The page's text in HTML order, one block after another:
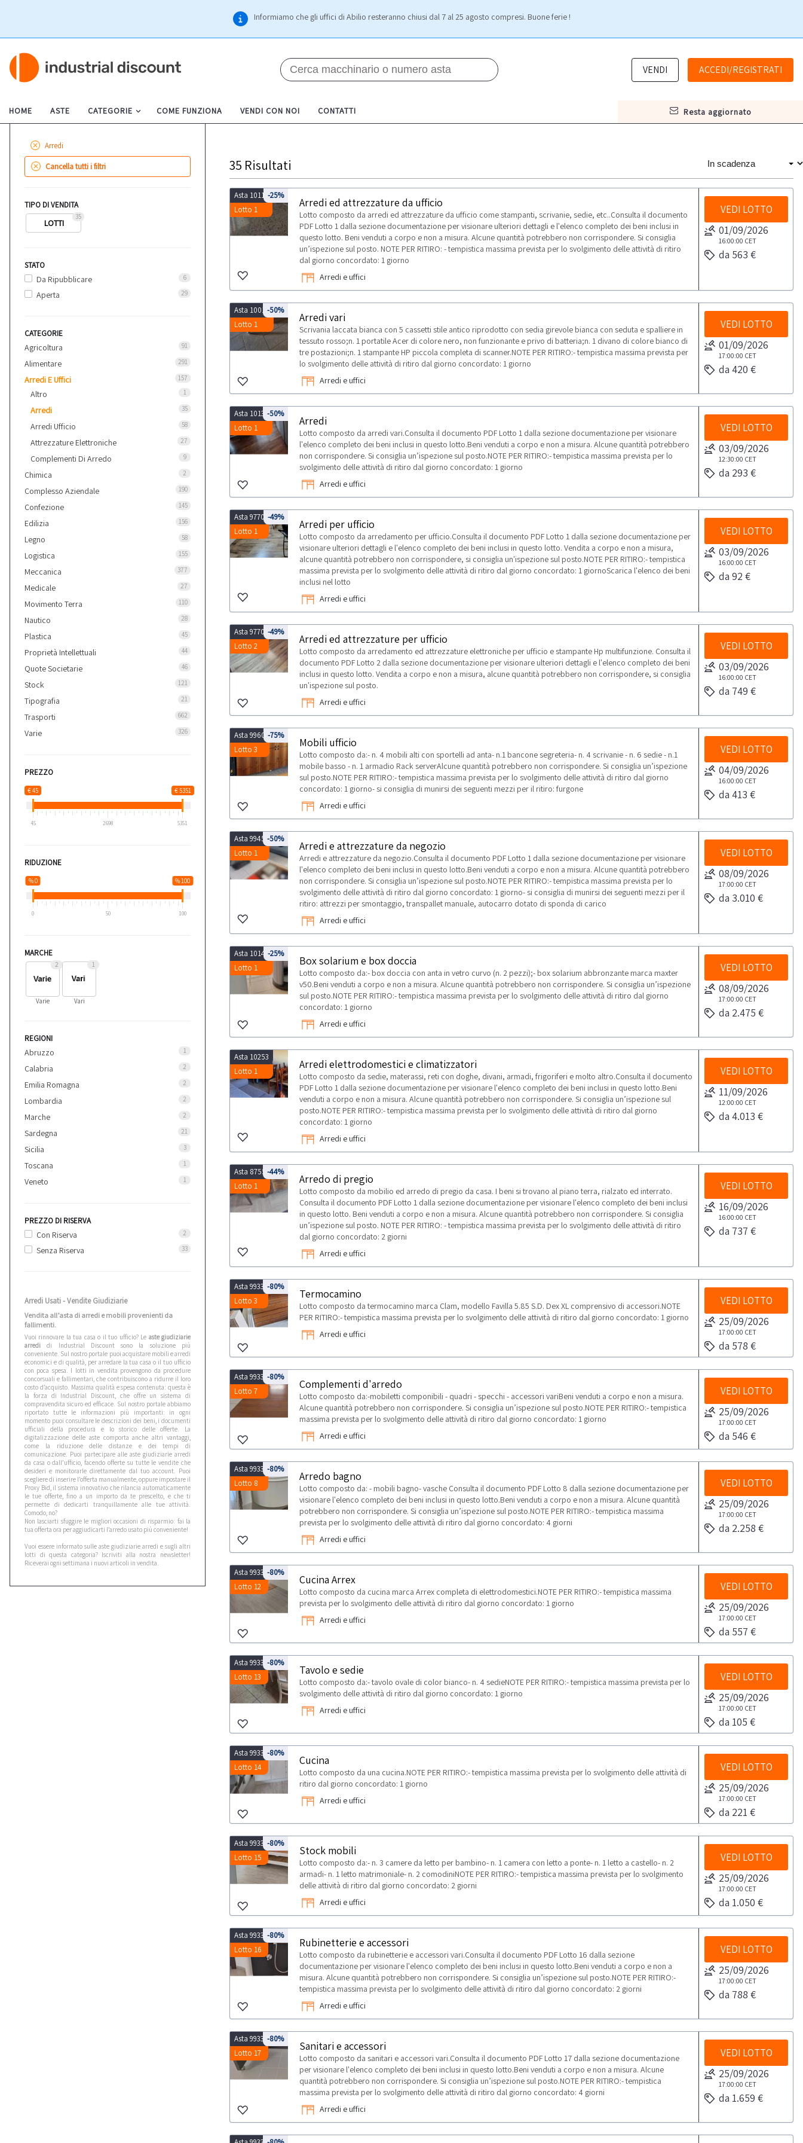
Informiamo che gli uffici di Abilio resteranno chiusi dal 7 al 25 agosto compresi. Buone ferie !
VENDI ACCEDI/REGISTRATI
HOME ASTE CATEGORIE COME FUNZIONA VENDI CON NOI CONTATTI resta aggiornato
Arredi
Cancella tutti i filtri
TIPO DI VENDITA
35
LOTTI
STATO
Da Ripubblicare 6
Aperta 29
CATEGORIE
Agricoltura 91
Alimentare 291
Arredi E Uffici 157
Altro 1
Arredi 35
Arredi Ufficio 58
Attrezzature Elettroniche 27
Complementi Di Arredo 9
Chimica 2
Complesso Aziendale 190
Confezione 145
Edilizia 156
Legno 58
Logistica 155
Meccanica 377
Medicale 27
Movimento Terra 110
Nautico 28
Plastica 45
Proprietà Intellettuali 44
Quote Societarie 46
Stock 121
Tipografia 21
Trasporti 662
Varie 326
PREZZO
€ 45 € 5351
45 2698 5351
RIDUZIONE
% 0 % 100
0 50 100
MARCHE
2
Varie
1
Vari
REGIONI
Abruzzo 1
Calabria 2
Emilia Romagna 2
Lombardia 2
Marche 2
Sardegna 21
Sicilia 3
Toscana 1
Veneto 1
PREZZO DI RISERVA
Con Riserva 2
Senza Riserva 33
Arredi Usati - Vendite Giudiziarie
Vendita all’asta di arredi e mobili provenienti da
fallimenti.
Vuoi rinnovare la tua casa o il tuo ufficio? Le aste giudiziarie
arredi di Industrial Discount sono la soluzione più
conveniente. Sul nostro portale puoi acquistare mobili e arredi
economici e di qualità, per arredare la tua casa o il tuo ufficio
con poca spesa. I lotti in vendita provengono da procedure
concorsuali e fallimentari, che contribuiscono a ridurre il loro
costo d’acquisto. Massima qualità e spesa contenuta: questa è
la forza di Industrial Discount, che offre un sistema di
compravendita sicuro ed efficace. Sul nostro portale abbiamo
riportato tutte le informazioni più importanti: in ogni
momento puoi consultare le descrizioni dei beni, i documenti
ufficiali della procedura e lo storico delle offerte. La
digitalizzazione delle aste comporta anche altri vantaggi,
come la riduzione delle distanze e dei tempi di
comunicazione. Puoi partecipare alle aste giudiziarie arredi
da casa o dall’ufficio, facendo offerte su tutte le vendite che
desideri e monitorarle direttamente dal tuo account. Puoi
scegliere di inserire l’offerta manualmente, oppure impostare il
Proxy Bid, il sistema innovativo che rilancia automaticamente
le tue offerte, fino a un importo da te prescelto, e che ti
permette di dedicarti tranquillamente alle tue attività.
Comodo, no?
Non lasciarti sfuggire le migliori occasioni di risparmio: fai la
tua offerta ora per aggiudicarti l’arredo usato più conveniente!
Vuoi essere informato sulle aste giudiziarie arredi e sugli altri
lotti di questa categoria? Iscriviti alla nostra newsletter!
Riceverai ogni settimana i nuovi articoli in vendita.
35 Risultati
Asta 10112
Lotto 1
-25%
Arredi ed attrezzature da ufficio
Lotto composto da arredi ed attrezzature da ufficio come stampanti, scrivanie, sedie, etc..Consulta il documento
PDF Lotto 1 dalla sezione documentazione per visionare ulteriori dettagli e l'elenco completo dei beni inclusi in
questo lotto. Beni venduti a corpo e non a misura. Alcune quantità potrebbero non corrispondere. Si consiglia
un’ispezione sul posto. NOTE PER RITIRO: - tempistica massima prevista per lo svolgimento delle attività di ritiro
dal giorno concordato: 1 giorno
Arredi e uffici
VEDI LOTTO
01/09/2026
16:00:00 CET
da 563 €
Asta 10018
Lotto 1
-50%
Arredi vari
Scrivania laccata bianca con 5 cassetti stile antico riprodotto con sedia girevole bianca con seduta e spalliere in
tessuto rosso;n. 1 portatile Acer di colore nero, non funzionante e privo di batteria;n. 1 divano di colore bianco di
tre postazioni;n. 1 stampante HP piccola completa di scanner.NOTE PER RITIRO:- tempistica massima prevista per
lo svolgimento delle attività di ritiro dal giorno concordato: 1 giorno
Arredi e uffici
VEDI LOTTO
01/09/2026
17:00:00 CET
da 420 €
Asta 10139
Lotto 1
-50%
Arredi
Lotto composto da arredi vari.Consulta il documento PDF Lotto 1 dalla sezione documentazione per visionare
l'elenco completo dei beni inclusi in questo lotto.Beni venduti a corpo e non a misura. Alcune quantità potrebbero
non corrispondere. Si consiglia un’ispezione sul posto.NOTE PER RITIRO:- tempistica massima prevista per lo
svolgimento delle attività di ritiro dal giorno concordato: 1 giorno
Arredi e uffici
VEDI LOTTO
03/09/2026
12:30:00 CET
da 293 €
Asta 9770
Lotto 1
-49%
Arredi per ufficio
Lotto composto da arredamento per ufficio.Consulta il documento PDF Lotto 1 dalla sezione documentazione per
visionare ulteriori dettagli e l'elenco completo dei beni inclusi in questo lotto. Vendita a corpo e non a misura,
alcune quantità potrebbero non corrispondere, si consiglia un'ispezione sul posto.NOTE PER RITIRO:- tempistica
massima prevista per lo svolgimento delle attività di ritiro dal giorno concordato: 1 giornoScarica l'elenco dei beni
inclusi nel lotto
Arredi e uffici
VEDI LOTTO
03/09/2026
16:00:00 CET
da 92 €
Asta 9770
Lotto 2
-49%
Arredi ed attrezzature per ufficio
Lotto composto da arredamento ed attrezzature elettroniche per ufficio e stampante Hp multifunzione. Consulta il
documento PDF Lotto 2 dalla sezione documentazione per visionare ulteriori dettagli e l'elenco completo dei beni
inclusi in questo lotto. Vendita a corpo e non a misura, alcune quantità potrebbero non corrispondere, si consiglia
un'ispezione sul posto.
Arredi e uffici
VEDI LOTTO
03/09/2026
16:00:00 CET
da 749 €
Asta 9960
Lotto 3
-75%
Mobili ufficio
Lotto composto da:- n. 4 mobili alti con sportelli ad anta- n.1 bancone segreteria- n. 4 scrivanie - n. 6 sedie - n.1
mobile basso - n. 1 armadio Rack serverAlcune quantità potrebbero non corrispondere. Si consiglia un’ispezione
sul posto.NOTE PER RITIRO:- tempistica massima prevista per lo svolgimento delle attività di ritiro dal giorno
concordato: 1 giorno- si consiglia di munirsi dei seguenti mezzi per il ritiro: furgone
Arredi e uffici
VEDI LOTTO
04/09/2026
16:00:00 CET
da 413 €
Asta 9945
Lotto 1
-50%
Arredi e attrezzature da negozio
Arredi e attrezzature da negozio.Consulta il documento PDF Lotto 1 dalla sezione documentazione per visionare
l'elenco completo dei beni inclusi in questo lotto.Beni venduti a corpo e non a misura. Alcune quantità potrebbero
non corrispondere. Si consiglia un’ispezione sul posto.NOTE PER RITIRO:- tempistica massima prevista per lo
svolgimento delle attività di ritiro dal giorno concordato: 1 giorno- si consiglia di munirsi dei seguenti mezzi per il
ritiro: attrezzi per smontaggio, transpallet manuale, autocarro dotato di sponda di carico
Arredi e uffici
VEDI LOTTO
08/09/2026
17:00:00 CET
da 3.010 €
Asta 10142
Lotto 1
-25%
Box solarium e box doccia
Lotto composto da:- box doccia con anta in vetro curvo (n. 2 pezzi);- box solarium abbronzante marca maxter
v50.Beni venduti a corpo e non a misura. Alcune quantità potrebbero non corrispondere. Si consiglia un’ispezione
sul posto.NOTE PER RITIRO:- tempistica massima prevista per lo svolgimento delle attività di ritiro dal giorno
concordato: 1 giorno
Arredi e uffici
VEDI LOTTO
08/09/2026
17:00:00 CET
da 2.475 €
Asta 10253
Lotto 1
Arredi elettrodomestici e climatizzatori
Lotto composto da sedie, materassi, reti con doghe, divani, armadi, frigoriferi e molto altro.Consulta il documento
PDF Lotto 1 dalla sezione documentazione per visionare l'elenco completo dei beni inclusi in questo lotto.Beni
venduti a corpo e non a misura. Alcune quantità potrebbero non corrispondere. Si consiglia un’ispezione sul
posto.NOTE PER RITIRO:- tempistica massima prevista per lo svolgimento delle attività di ritiro dal giorno
concordato: 1 giorno
Arredi e uffici
VEDI LOTTO
11/09/2026
12:00:00 CET
da 4.013 €
Asta 8755
Lotto 1
-44%
Arredo di pregio
Lotto composto da mobilio ed arredo di pregio da casa. I beni si trovano al piano terra, rialzato ed interrato.
Consulta il documento PDF Lotto 1 dalla sezione documentazione per visionare l'elenco completo dei beni inclusi
in questo lotto. Beni venduti a corpo e non a misura. Alcune quantità potrebbero non corrispondere. Si consiglia
un’ispezione sul posto. NOTE PER RITIRO: - tempistica massima prevista per lo svolgimento delle attività di ritiro
dal giorno concordato: 2 giorni
Arredi e uffici
VEDI LOTTO
16/09/2026
16:00:00 CET
da 737 €
Asta 9933
Lotto 3
-80%
Termocamino
Lotto composto da termocamino marca Clam, modello Favilla 5.85 S.D. Dex XL comprensivo di accessori.NOTE
PER RITIRO:- tempistica massima prevista per lo svolgimento delle attività di ritiro dal giorno concordato: 1 giorno
Arredi e uffici
VEDI LOTTO
25/09/2026
17:00:00 CET
da 578 €
Asta 9933
Lotto 7
-80%
Complementi d'arredo
Lotto composto da:-mobiletti componibili - quadri - specchi - accessori variBeni venduti a corpo e non a misura.
Alcune quantità potrebbero non corrispondere. Si consiglia un’ispezione sul posto.NOTE PER RITIRO:- tempistica
massima prevista per lo svolgimento delle attività di ritiro dal giorno concordato: 1 giorno
Arredi e uffici
VEDI LOTTO
25/09/2026
17:00:00 CET
da 546 €
Asta 9933
Lotto 8
-80%
Arredo bagno
Lotto composto da: - mobili bagno- vasche Consulta il documento PDF Lotto 8 dalla sezione documentazione per
visionare l'elenco completo dei beni inclusi in questo lotto.Beni venduti a corpo e non a misura. Alcune quantità
potrebbero non corrispondere. Si consiglia un’ispezione sul posto.NOTE PER RITIRO:- tempistica massima
prevista per lo svolgimento delle attività di ritiro dal giorno concordato: 4 giorni
Arredi e uffici
VEDI LOTTO
25/09/2026
17:00:00 CET
da 2.258 €
Asta 9933
Lotto 12
-80%
Cucina Arrex
Lotto composto da cucina marca Arrex completa di elettrodomestici.NOTE PER RITIRO:- tempistica massima
prevista per lo svolgimento delle attività di ritiro dal giorno concordato: 1 giorno
Arredi e uffici
VEDI LOTTO
25/09/2026
17:00:00 CET
da 557 €
Asta 9933
Lotto 13
-80%
Tavolo e sedie
Lotto composto da:- tavolo ovale di color bianco- n. 4 sedieNOTE PER RITIRO:- tempistica massima prevista per lo
svolgimento delle attività di ritiro dal giorno concordato: 1 giorno
Arredi e uffici
VEDI LOTTO
25/09/2026
17:00:00 CET
da 105 €
Asta 9933
Lotto 14
-80%
Cucina
Lotto composto da una cucina.NOTE PER RITIRO:- tempistica massima prevista per lo svolgimento delle attività di
ritiro dal giorno concordato: 1 giorno
Arredi e uffici
VEDI LOTTO
25/09/2026
17:00:00 CET
da 221 €
Asta 9933
Lotto 15
-80%
Stock mobili
Lotto composto da:- n. 3 camere da letto per bambino- n. 1 camera con letto a ponte- n. 1 letto a castello- n. 2
armadi- n. 1 letto matrimoniale- n. 2 comodiniNOTE PER RITIRO:- tempistica massima prevista per lo svolgimento
delle attività di ritiro dal giorno concordato: 2 giorni
Arredi e uffici
VEDI LOTTO
25/09/2026
17:00:00 CET
da 1.050 €
Asta 9933
Lotto 16
-80%
Rubinetterie e accessori
Lotto composto da rubinetterie e accessori vari.Consulta il documento PDF Lotto 16 dalla sezione
documentazione per visionare l'elenco completo dei beni inclusi in questo lotto.Beni venduti a corpo e non a
misura. Alcune quantità potrebbero non corrispondere. Si consiglia un’ispezione sul posto.NOTE PER RITIRO:-
tempistica massima prevista per lo svolgimento delle attività di ritiro dal giorno concordato: 2 giorni
Arredi e uffici
VEDI LOTTO
25/09/2026
17:00:00 CET
da 788 €
Asta 9933
Lotto 17
-80%
Sanitari e accessori
Lotto composto da sanitari e accessori vari.Consulta il documento PDF Lotto 17 dalla sezione documentazione
per visionare l'elenco completo dei beni inclusi in questo lotto.Beni venduti a corpo e non a misura. Alcune
quantità potrebbero non corrispondere. Si consiglia un’ispezione sul posto.NOTE PER RITIRO:- tempistica
massima prevista per lo svolgimento delle attività di ritiro dal giorno concordato: 4 giorni
Arredi e uffici
VEDI LOTTO
25/09/2026
17:00:00 CET
da 1.659 €